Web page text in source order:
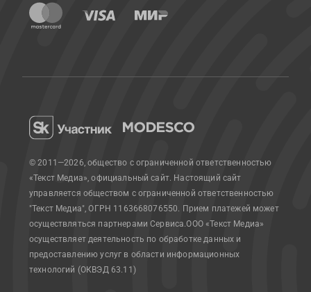
© 2011—2026, общество с ограниченной ответственностью
«Текст Медиа», официальный сайт. Настоящий сайт
управляется обществом с ограниченной ответственностью
"Текст Медиа", ОГРН 1163668076550. Прием платежей может
осуществляться партнерами Сервиса.ООО «Текст Медиа»
осуществляет деятельность по обработке данных и
предоставлению услуг в области информационных
технологий (ОКВЭД 63.11)